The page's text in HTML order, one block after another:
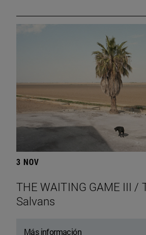
3 NOV
THE WAITING GAME III /
Salvans
Más información